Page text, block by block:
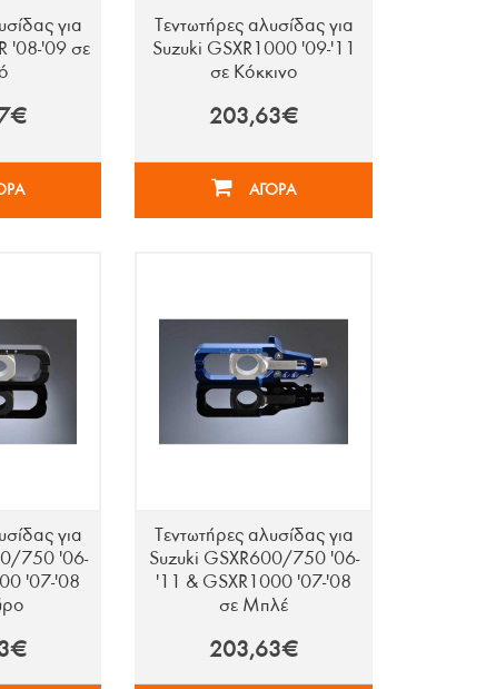
για
'08-'09 σε
Τεντωτήρες αλυσίδας για
Suzuki GSXR1000 '09-'11
σε Κόκκινο
203,63€
ΑΓΟΡΑ
για
750 '06-
'07-'08
Τεντωτήρες αλυσίδας για
Suzuki GSXR600/750 '06-
'11 & GSXR1000 '07-'08
σε Μπλέ
203,63€